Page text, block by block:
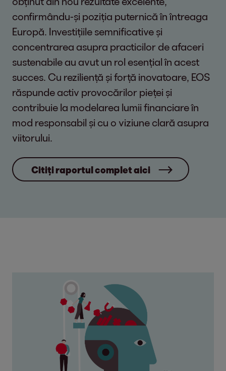
confirmându-și poziția puternică în întreaga
Europă. Investițiile semnificative și
concentrarea asupra practicilor de afaceri
sustenabile au avut un rol esențial în acest
succes. Cu reziliență și forță inovatoare, EOS
răspunde activ provocărilor pieței și
contribuie la modelarea lumii financiare în
mod responsabil și cu o viziune clară asupra
viitorului.
Citiți raportul complet aici